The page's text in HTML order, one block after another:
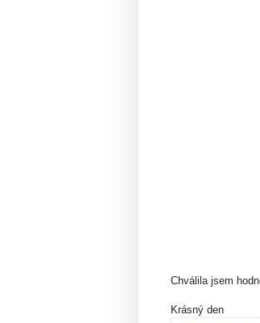
Chválila jsem
Krásný den